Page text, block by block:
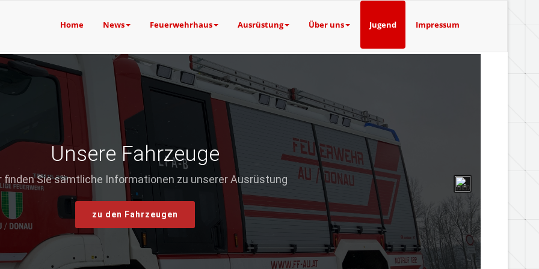
Home News Feuerwehrhaus Ausrüstung Über uns Jugend Impressum
Unsere Fahrzeuge
finden Sie sämtliche Informationen zu unserer Ausrüstung
zu den Fahrzeugen